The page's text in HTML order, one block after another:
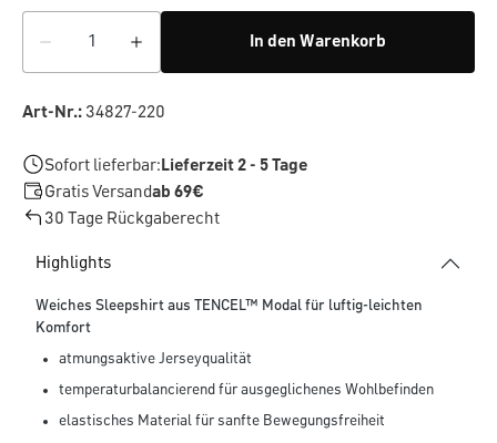
In den Warenkorb
Art-Nr.: 34827-220
Sofort lieferbar:Lieferzeit 2 - 5 Tage
Gratis Versandab 69€
30 Tage Rückgaberecht
Highlights
Weiches Sleepshirt aus TENCEL™ Modal für luftig-leichten
Komfort
atmungsaktive Jerseyqualität
temperaturbalancierend für ausgeglichenes Wohlbefinden
elastisches Material für sanfte Bewegungsfreiheit